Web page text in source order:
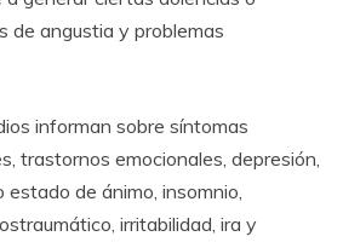
de angustia y problemas
informan sobre síntomas
trastornos emocionales, depresión,
de ánimo, insomnio,
irritabilidad, ira y